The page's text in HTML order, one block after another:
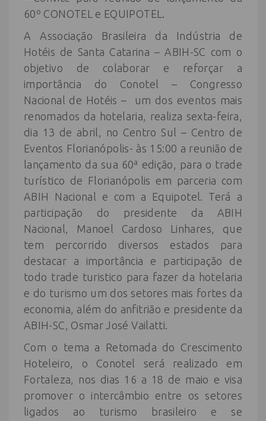
A Associação Brasileira da Indústria de
Hotéis de Santa Catarina – ABIH-SC com o
objetivo de colaborar e reforçar a
importância do Conotel – Congresso
Nacional de Hotéis – um dos eventos mais
renomados da hotelaria, realiza sexta-feira,
dia 13 de abril, no Centro Sul – Centro de
Eventos Florianópolis- às 15:00 a reunião de
lançamento da sua 60ª edição, para o trade
turístico de Florianópolis em parceria com
ABIH Nacional e com a Equipotel. Terá a
participação do presidente da ABIH
Nacional, Manoel Cardoso Linhares, que
tem percorrido diversos estados para
destacar a importância e participação de
todo trade turistico para fazer da hotelaria
e do turismo um dos setores mais fortes da
economia, além do anfitrião e presidente da
ABIH-SC, Osmar José Vailatti.
Com o tema a Retomada do Crescimento
Hoteleiro, o Conotel será realizado em
Fortaleza, nos dias 16 a 18 de maio e visa
promover o intercâmbio entre os setores
ligados ao turismo brasileiro e se